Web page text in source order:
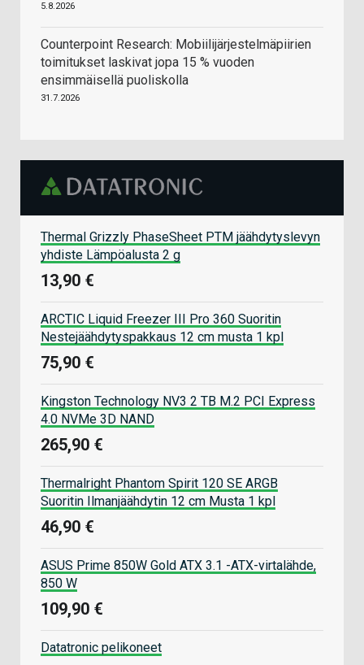
5.8.2026
Counterpoint Research: Mobiilijärjestelmäpiirien
toimitukset laskivat jopa 15 % vuoden
ensimmäisellä puoliskolla
31.7.2026
Thermal Grizzly PhaseSheet PTM jäähdytyslevyn
yhdiste Lämpöalusta 2 g
13,90 €
ARCTIC Liquid Freezer III Pro 360 Suoritin
Nestejäähdytyspakkaus 12 cm musta 1 kpl
75,90 €
Kingston Technology NV3 2 TB M.2 PCI Express
4.0 NVMe 3D NAND
265,90 €
Thermalright Phantom Spirit 120 SE ARGB
Suoritin Ilmanjäähdytin 12 cm Musta 1 kpl
46,90 €
ASUS Prime 850W Gold ATX 3.1 -ATX-virtalähde,
850 W
109,90 €
Datatronic pelikoneet